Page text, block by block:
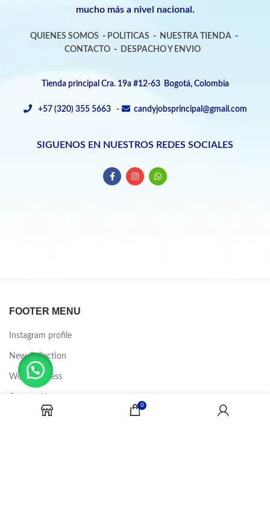
mucho más a nivel nacional.
QUIENES SOMOS - POLITICAS - NUESTRA TIENDA -
CONTACTO- DESPACHO Y ENVIO
Tienda principal Cra. 19a #12-63 Bogotá, Colombia
+57 (320) 355 5663 - candyjobsprincipal@gmail.com
SIGUENOS EN NUESTROS REDES SOCIALES
FOOTER MENU
Instagram profile
New Collection
Woman Dress
Latest News
0